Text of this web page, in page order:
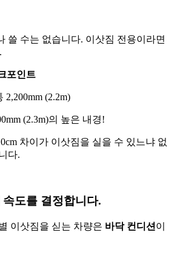
쓸 수는 없습니다. 이삿짐 전용이라면
포인트
2,200mm (2.2m)
(2.3m)의 높은 내경!
차이가 이삿짐을 실을 수 있느냐 없
다.
도를 결정합니다.
이삿짐을 싣는 차량은 바닥 컨디션 이